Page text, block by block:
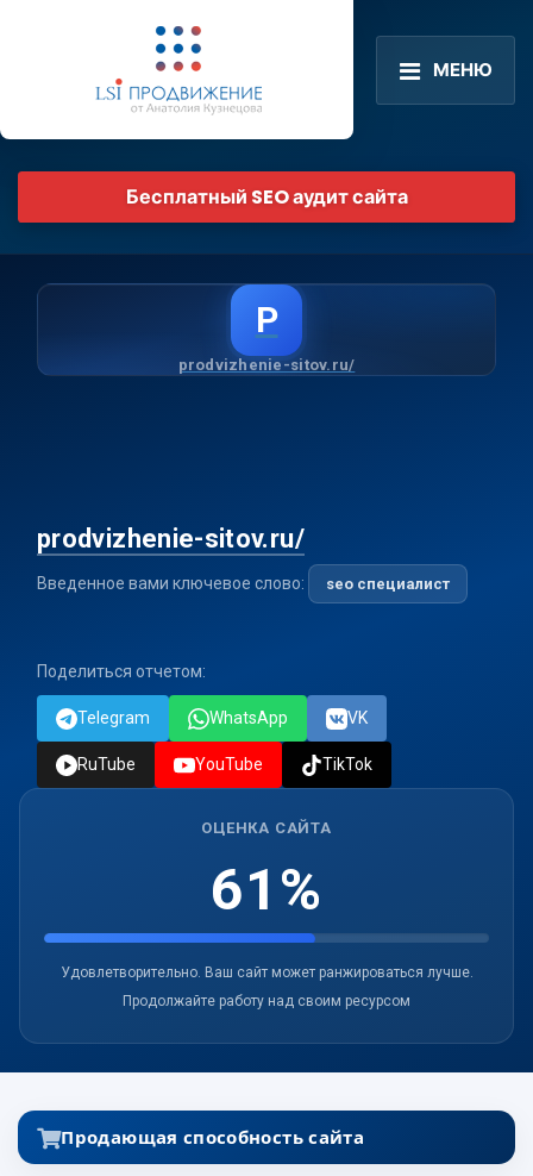
МЕНЮ
Бесплатный SEO аудит сайта
P
prodvizhenie-sitov.ru/
prodvizhenie-sitov.ru/
Введенное вами ключевое слово: seo специалист
Поделиться отчетом:
Telegram WhatsApp VK
RuTube YouTube TikTok
ОЦЕНКА САЙТА
61%
Удовлетворительно. Ваш сайт может ранжироваться лучше.
Продолжайте работу над своим ресурсом
Продающая способность сайта